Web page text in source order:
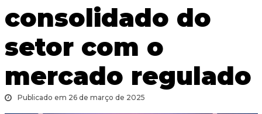
consolidado do
setor com o
mercado regulado
Publicado em 26 de março de 2025